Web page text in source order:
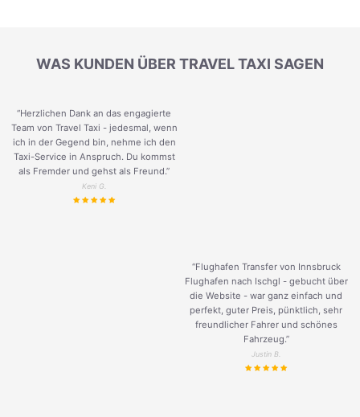
WAS KUNDEN ÜBER TRAVEL TAXI SAGEN
“Herzlichen Dank an das engagierte
Team von Travel Taxi - jedesmal, wenn
ich in der Gegend bin, nehme ich den
Taxi-Service in Anspruch. Du kommst
als Fremder und gehst als Freund.”
Keni G.
“Flughafen Transfer von Innsbruck
Flughafen nach Ischgl - gebucht über
die Website - war ganz einfach und
perfekt, guter Preis, pünktlich, sehr
freundlicher Fahrer und schönes
Fahrzeug.”
Justin B.